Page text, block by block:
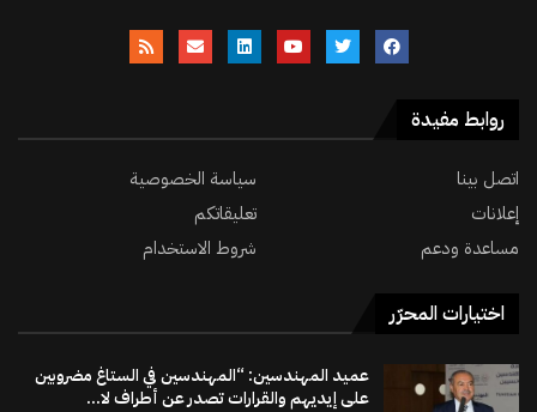
روابط مفيدة
اتصل بينا
سياسة الخصوصية
إعلانات
تعليقاتكم
مساعدة ودعم
شروط الاستخدام
اختيارات المحرّر
عميد المهندسين: “المهندسين في الستاغ مضروبين
على إيديهم والقرارات تصدر عن أطراف لا...